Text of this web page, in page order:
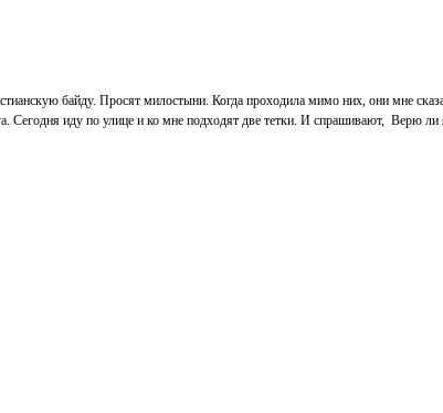
байду. Просят милостыни. Когда проходила мимо них, они мне
иду по улице и ко мне подходят две тетки. И спрашивают, Верю